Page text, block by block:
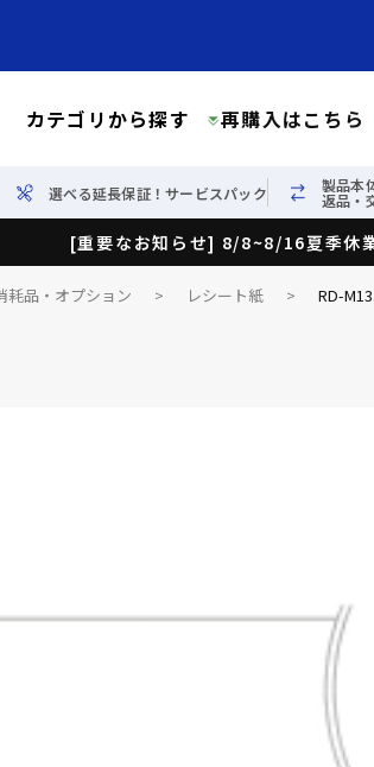
カテゴリから探す 再購入はこちら
選べる延長保証！サービスパック 製品本
返品・
[重要なお知らせ] 8/8~8/16夏季休
耗品・オプション > レシート紙 > RD-